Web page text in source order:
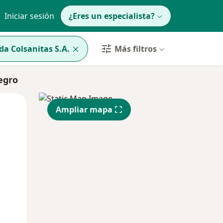
Iniciar sesión ¿Eres un especialista?
Colsanitas S.A. Más filtros
Jue
13 Ago
Vie
14 Ago
Ampliar mapa